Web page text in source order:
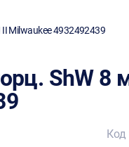
Milwaukee 4932492439
ShW 8
Код